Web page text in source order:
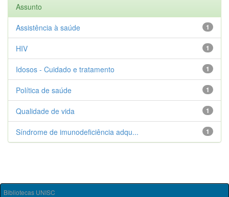
Assunto
1
Assistência à saúde
1
HIV
1
Idosos - Cuidado e tratamento
1
Política de saúde
1
Qualidade de vida
1
Síndrome de imunodeficiência adqu...
Bibliotecas UNISC